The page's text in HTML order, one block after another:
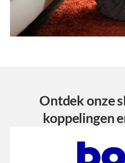
Ontdek onze
koppelingen